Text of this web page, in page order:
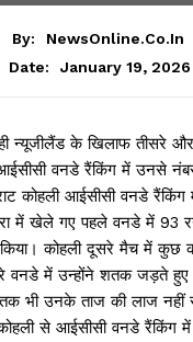
By:
NewsOnline.co.in
Date:
January 19, 2026
न्यूजीलैंड के खिलाफ तीसरे
वनडे रैंकिंग में उनसे
कोहली आईसीसी वनडे
में खेले गए पहले वनडे में 93
कोहली दूसरे मैच में कुछ
वनडे में उन्होंने शतक जड़ते हुए
भी उनके ताज की लाज नहीं
से आईसीसी वनडे रैंकिंग